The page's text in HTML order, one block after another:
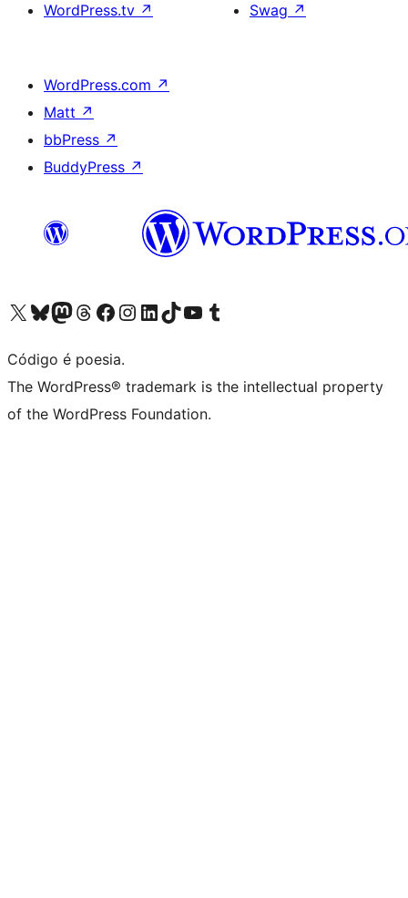
WordPress.tv ↗
Swag ↗
WordPress.com ↗
Matt ↗
bbPress ↗
BuddyPress ↗
Visite a nossa conta X (antigo Twitter)
Visit our Bluesky account
Visit our Mastodon account
Visit our Threads account
Visite a nossa página do Facebook
Visite a nossa conta no Instagram
Visite a nossa conta no LinkedIn
Visit our TikTok account
Visit our YouTube channel
Visit our Tumblr account
Código é poesia.
The WordPress® trademark is the intellectual property
of the WordPress Foundation.